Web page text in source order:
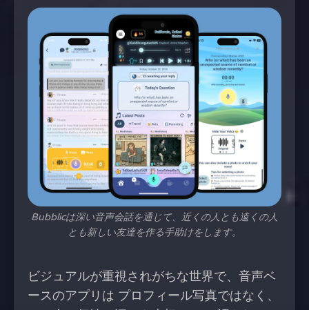
Bubblicは深い音声会話を通じて、近くの人とも遠くの人
とも新しい友達を作る手助けをします。
ビジュアルが重視されがちな世界で、音声ベ
ースのアプリは プロフィール写真ではなく、